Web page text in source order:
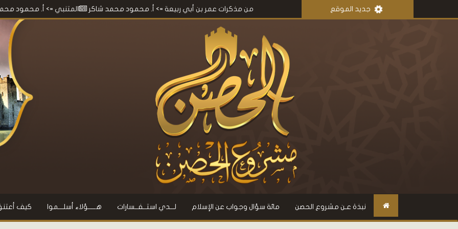
جديد الموقع المتنبي=> أ. محمود محمد شاكر من مذكرات عمر بن أبي ربيعة=> أ. محمود محمد شاكر
نبذة عـن مشروع الحصن مائة سؤال وجواب عن الإسلام لـــدي استــفــسارات هـــــؤلاء أسلـــموا كيف